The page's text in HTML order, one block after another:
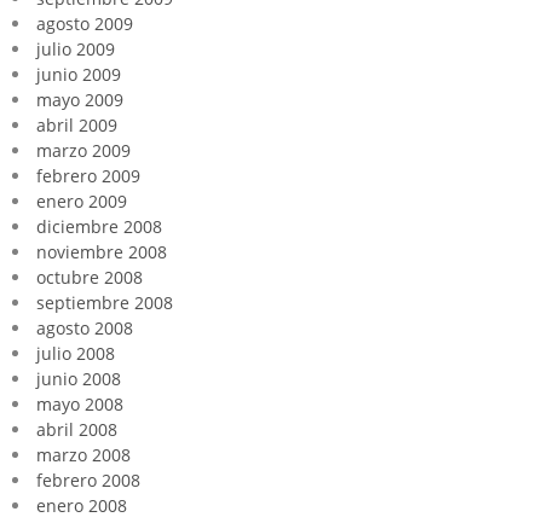
agosto 2009
julio 2009
junio 2009
mayo 2009
abril 2009
marzo 2009
febrero 2009
enero 2009
diciembre 2008
noviembre 2008
octubre 2008
septiembre 2008
agosto 2008
julio 2008
junio 2008
mayo 2008
abril 2008
marzo 2008
febrero 2008
enero 2008